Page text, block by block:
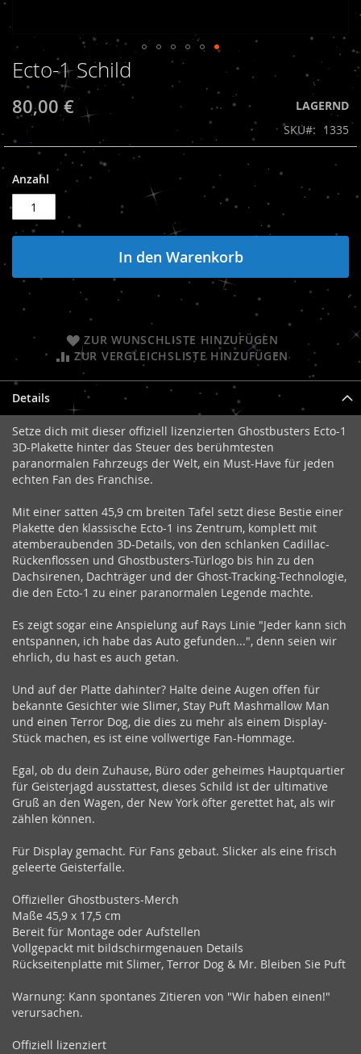
Zum
Anfang
der
Bildergalerie
springen
Ecto-1 Schild
80,00 €
LAGERND
SKU
1335
Anzahl
In den Warenkorb
ZUR WUNSCHLISTE HINZUFÜGEN
ZUR VERGLEICHSLISTE HINZUFÜGEN
Details
Setze dich mit dieser offiziell lizenzierten Ghostbusters Ecto-1
3D-Plakette hinter das Steuer des berühmtesten
paranormalen Fahrzeugs der Welt, ein Must-Have für jeden
echten Fan des Franchise.
Mit einer satten 45,9 cm breiten Tafel setzt diese Bestie einer
Plakette den klassische Ecto-1 ins Zentrum, komplett mit
atemberaubenden 3D-Details, von den schlanken Cadillac-
Rückenflossen und Ghostbusters-Türlogo bis hin zu den
Dachsirenen, Dachträger und der Ghost-Tracking-Technologie,
die den Ecto-1 zu einer paranormalen Legende machte.
Es zeigt sogar eine Anspielung auf Rays Linie "Jeder kann sich
entspannen, ich habe das Auto gefunden...", denn seien wir
ehrlich, du hast es auch getan.
Und auf der Platte dahinter? Halte deine Augen offen für
bekannte Gesichter wie Slimer, Stay Puft Mashmallow Man
und einen Terror Dog, die dies zu mehr als einem Display-
Stück machen, es ist eine vollwertige Fan-Hommage.
Egal, ob du dein Zuhause, Büro oder geheimes Hauptquartier
für Geisterjagd ausstattest, dieses Schild ist der ultimative
Gruß an den Wagen, der New York öfter gerettet hat, als wir
zählen können.
Für Display gemacht. Für Fans gebaut. Slicker als eine frisch
geleerte Geisterfalle.
Offizieller Ghostbusters-Merch
Maße 45,9 x 17,5 cm
Bereit für Montage oder Aufstellen
Vollgepackt mit bildschirmgenauen Details
Rückseitenplatte mit Slimer, Terror Dog & Mr. Bleiben Sie Puft
Warnung: Kann spontanes Zitieren von "Wir haben einen!"
verursachen.
Offiziell lizenziert